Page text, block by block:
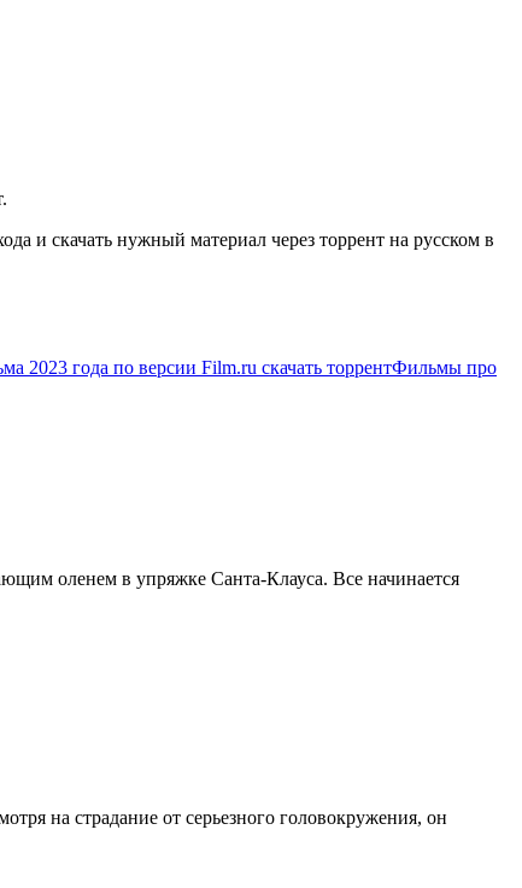
и скачать нужный материал через торрент на русском в
2023 года по версии Film.ru скачать торрентФильмы про
оленем в упряжке Санта-Клауса. Все начинается
на страдание от серьезного головокружения, он